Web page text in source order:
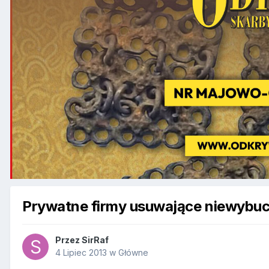
Prywatne firmy usuwające
Przez SirRaf
4 Lipiec 2013 w Główne